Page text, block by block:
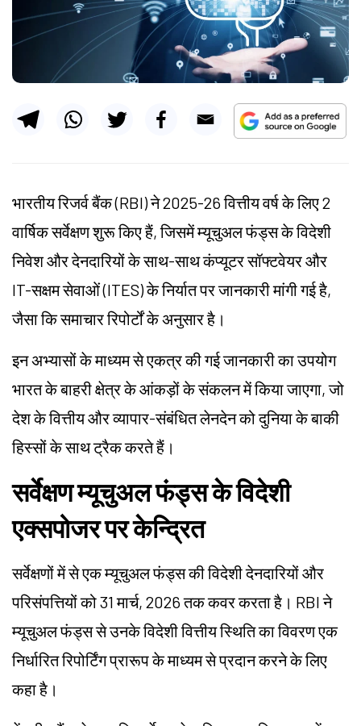
भारतीय रिजर्व बैंक (RBI) ने 2025-26 वित्तीय वर्ष के लिए 2
वार्षिक सर्वेक्षण शुरू किए हैं, जिसमें म्यूचुअल फंड्स के विदेशी
निवेश और देनदारियों के साथ-साथ कंप्यूटर सॉफ्टवेयर और
IT-सक्षम सेवाओं (ITES) के निर्यात पर जानकारी मांगी गई है,
जैसा कि समाचार रिपोर्टों के अनुसार है।
इन अभ्यासों के माध्यम से एकत्र की गई जानकारी का उपयोग
भारत के बाहरी क्षेत्र के आंकड़ों के संकलन में किया जाएगा, जो
देश के वित्तीय और व्यापार-संबंधित लेनदेन को दुनिया के बाकी
हिस्सों के साथ ट्रैक करते हैं।
सर्वेक्षण म्यूचुअल फंड्स के विदेशी
एक्सपोजर पर केन्द्रित
सर्वेक्षणों में से एक म्यूचुअल फंड्स की विदेशी देनदारियों और
परिसंपत्तियों को 31 मार्च, 2026 तक कवर करता है। RBI ने
म्यूचुअल फंड्स से उनके विदेशी वित्तीय स्थिति का विवरण एक
निर्धारित रिपोर्टिंग प्रारूप के माध्यम से प्रदान करने के लिए
कहा है।